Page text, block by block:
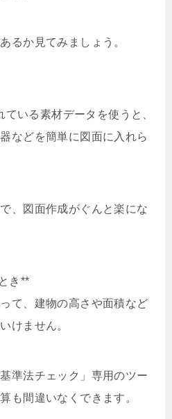
るか見てみましょう。
いる素材データを使うと、
などを簡単に図面に入れら
、図面作成がぐんと楽にな
き**
て、建物の高さや面積など
けません。
準法チェック」専用のツー
も間違いなくできます。